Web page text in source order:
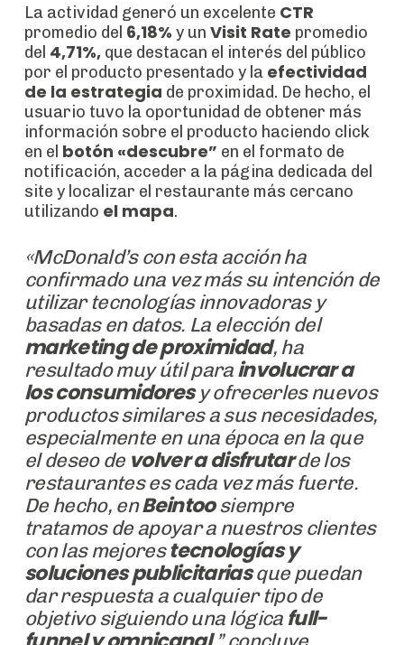
La actividad generó un excelente CTR
promedio del 6,18% y un Visit Rate promedio
del 4,71%,que destacan el interés del público
por el producto presentado y la efectividad
de la estrategia de proximidad. De hecho, el
usuario tuvo la oportunidad de obtener más
información sobre el producto haciendo click
en el botón «descubre” en el formato de
notificación, acceder a la página dedicada del
site y localizar el restaurante más cercano
utilizando el mapa.
«McDonald’s con esta acción ha
confirmado una vez más su intención de
utilizar tecnologías innovadoras y
basadas en datos. La elección del
marketing de proximidad, ha
resultado muy útil parainvolucrar a
losconsumidoresy ofrecerles nuevos
productos similares a sus necesidades,
especialmente en una época en la que
el deseo de volver a disfrutarde los
restaurantes es cada vez más fuerte.
De hecho, enBeintoosiempre
tratamos de apoyar a nuestros clientes
con las mejorestecnologías y
soluciones publicitariasque puedan
dar respuesta a cualquier tipo de
objetivo siguiendo una lógicafull-